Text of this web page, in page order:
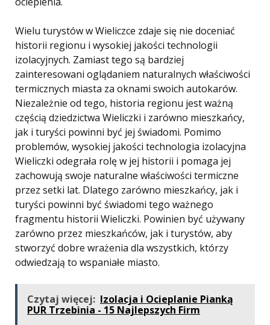
Wielu turystów w Wieliczce zdaje się nie doceniać
historii regionu i wysokiej jakości technologii
izolacyjnych. Zamiast tego są bardziej
zainteresowani oglądaniem naturalnych właściwości
termicznych miasta za oknami swoich autokarów.
Niezależnie od tego, historia regionu jest ważną
częścią dziedzictwa Wieliczki i zarówno mieszkańcy,
jak i turyści powinni być jej świadomi. Pomimo
problemów, wysokiej jakości technologia izolacyjna
Wieliczki odegrała rolę w jej historii i pomaga jej
zachowują swoje naturalne właściwości termiczne
przez setki lat. Dlatego zarówno mieszkańcy, jak i
turyści powinni być świadomi tego ważnego
fragmentu historii Wieliczki. Powinien być używany
zarówno przez mieszkańców, jak i turystów, aby
stworzyć dobre wrażenia dla wszystkich, którzy
odwiedzają to wspaniałe miasto.
Czytaj więcej: Izolacja i Ocieplanie Pianką
PUR Trzebinia - 15 Najlepszych Firm